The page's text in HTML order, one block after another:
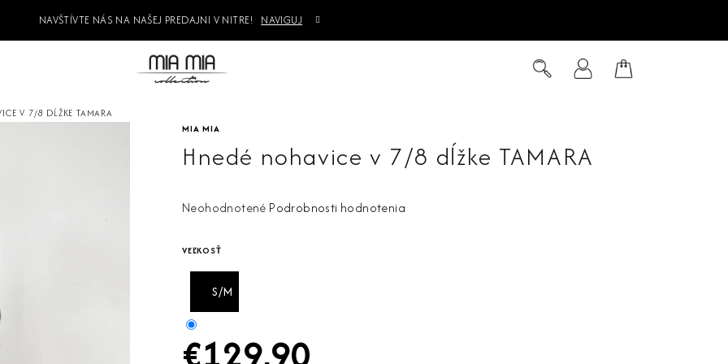
NAVŠTÍVTE NÁS NA NAŠEJ PREDAJNI V NITRE! NAVIGUJ
V 7/8 DĹŽKE TAMARA
MIA MIA
Hnedé nohavice v 7/8 dĺžke TAMARA
Priemerné
produktu
5
hviezdičiek.
Neohodnotené Podrobnosti hodnotenia
VEĽKOSŤ
S/M